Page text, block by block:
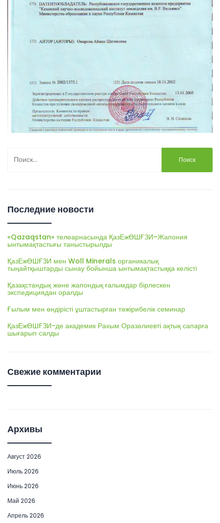
Последние новости
«Qazaqstan» телеарнасында ҚазЕжӨШҒЗИ–Жапония
ынтымақтастығы таныстырылды
ҚазЕжӨШҒЗИ мен Woll Minerals органикалық
тыңайтқыштарды сынау бойынша ынтымақтастыққа келісті
Қазақстандық және жапондық ғалымдар бірлескен
экспедициядан оралды
Ғылым мен өндірісті ұштастырған тәжірибелік семинар
ҚазЕжӨШҒЗИ-де академик Рахым Оразәлиевті ақтық сапарға
шығарып салды
Свежие комментарии
Архивы
Август 2026
Июль 2026
Июнь 2026
Май 2026
Апрель 2026